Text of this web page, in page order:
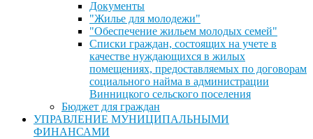
Документы
"Жилье для молодежи"
"Обеспечение жильем молодых семей"
Списки граждан, состоящих на учете в
качестве нуждающихся в жилых
помещениях, предоставляемых по договорам
социального найма в администрации
Винницкого сельского поселения
Бюджет для граждан
УПРАВЛЕНИЕ МУНИЦИПАЛЬНЫМИ
ФИНАНСАМИ